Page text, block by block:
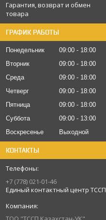
Гарантия, возврат и обмен
товара
ГРАФИК РАБОТЫ
Понедельник 09:00
18:00
Вторник
09:00
18:00
Среда
09:00
18:00
Четверг
09:00
18:00
Пятница
09:00
18:00
Суббота
09:00
13:00
Воскресенье
Выходной
КОНТАКТЫ
+7 (778) 021-01-46
Единый контактный центр ТССП